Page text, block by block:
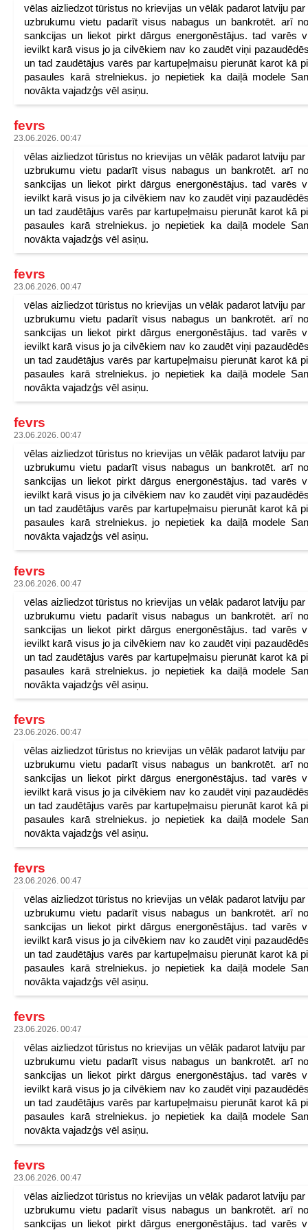
vēlas aizliedzot tūristus no krievijas un vēlāk padarot latviju par
uzbrukumu vietu padarīt visus nabagus un bankrotēt. arī
sankcijas un liekot pirkt dārgus energonēstājus. tad varēs
ievilkt karā visus jo ja cilvēkiem nav ko zaudēt viņi
un tad zaudētājus varēs par kartupeļmaisu pierunāt karot kā
pasaules karā strelniekus. jo nepietiek ka daiļā modele
novākta vajadzģs vēl asiņu.
fevrs
23.06.2026. 00:47
vēlas aizliedzot tūristus no krievijas un vēlāk padarot latviju par
uzbrukumu vietu padarīt visus nabagus un bankrotēt. arī
sankcijas un liekot pirkt dārgus energonēstājus. tad varēs
ievilkt karā visus jo ja cilvēkiem nav ko zaudēt viņi
un tad zaudētājus varēs par kartupeļmaisu pierunāt karot kā
pasaules karā strelniekus. jo nepietiek ka daiļā modele
novākta vajadzģs vēl asiņu.
fevrs
23.06.2026. 00:47
vēlas aizliedzot tūristus no krievijas un vēlāk padarot latviju par
uzbrukumu vietu padarīt visus nabagus un bankrotēt. arī
sankcijas un liekot pirkt dārgus energonēstājus. tad varēs
ievilkt karā visus jo ja cilvēkiem nav ko zaudēt viņi
un tad zaudētājus varēs par kartupeļmaisu pierunāt karot kā
pasaules karā strelniekus. jo nepietiek ka daiļā modele
novākta vajadzģs vēl asiņu.
fevrs
23.06.2026. 00:47
vēlas aizliedzot tūristus no krievijas un vēlāk padarot latviju par
uzbrukumu vietu padarīt visus nabagus un bankrotēt. arī
sankcijas un liekot pirkt dārgus energonēstājus. tad varēs
ievilkt karā visus jo ja cilvēkiem nav ko zaudēt viņi
un tad zaudētājus varēs par kartupeļmaisu pierunāt karot kā
pasaules karā strelniekus. jo nepietiek ka daiļā modele
novākta vajadzģs vēl asiņu.
fevrs
23.06.2026. 00:47
vēlas aizliedzot tūristus no krievijas un vēlāk padarot latviju par
uzbrukumu vietu padarīt visus nabagus un bankrotēt. arī
sankcijas un liekot pirkt dārgus energonēstājus. tad varēs
ievilkt karā visus jo ja cilvēkiem nav ko zaudēt viņi
un tad zaudētājus varēs par kartupeļmaisu pierunāt karot kā
pasaules karā strelniekus. jo nepietiek ka daiļā modele
novākta vajadzģs vēl asiņu.
fevrs
23.06.2026. 00:47
vēlas aizliedzot tūristus no krievijas un vēlāk padarot latviju par
uzbrukumu vietu padarīt visus nabagus un bankrotēt. arī
sankcijas un liekot pirkt dārgus energonēstājus. tad varēs
ievilkt karā visus jo ja cilvēkiem nav ko zaudēt viņi
un tad zaudētājus varēs par kartupeļmaisu pierunāt karot kā
pasaules karā strelniekus. jo nepietiek ka daiļā modele
novākta vajadzģs vēl asiņu.
fevrs
23.06.2026. 00:47
vēlas aizliedzot tūristus no krievijas un vēlāk padarot latviju par
uzbrukumu vietu padarīt visus nabagus un bankrotēt. arī
sankcijas un liekot pirkt dārgus energonēstājus. tad varēs
ievilkt karā visus jo ja cilvēkiem nav ko zaudēt viņi
un tad zaudētājus varēs par kartupeļmaisu pierunāt karot kā
pasaules karā strelniekus. jo nepietiek ka daiļā modele
novākta vajadzģs vēl asiņu.
fevrs
23.06.2026. 00:47
vēlas aizliedzot tūristus no krievijas un vēlāk padarot latviju par
uzbrukumu vietu padarīt visus nabagus un bankrotēt. arī
sankcijas un liekot pirkt dārgus energonēstājus. tad varēs
ievilkt karā visus jo ja cilvēkiem nav ko zaudēt viņi
un tad zaudētājus varēs par kartupeļmaisu pierunāt karot kā
pasaules karā strelniekus. jo nepietiek ka daiļā modele
novākta vajadzģs vēl asiņu.
fevrs
23.06.2026. 00:47
vēlas aizliedzot tūristus no krievijas un vēlāk padarot latviju par
uzbrukumu vietu padarīt visus nabagus un bankrotēt. arī
sankcijas un liekot pirkt dārgus energonēstājus. tad varēs